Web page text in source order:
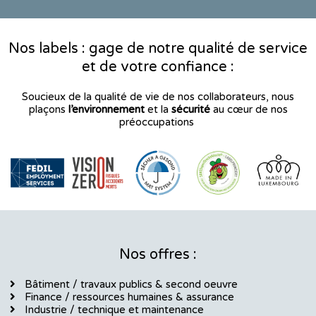
e
b
o
o
k
t
a
g
r
a
m
k
e
d
i
n
Nos labels : gage de notre qualité de service
et de votre confiance :
Soucieux de la qualité de vie de nos collaborateurs, nous
plaçons l’environnement et la sécuritéau cœur de nos
préoccupations
Nos offres :
Bâtiment / travaux publics & second oeuvre
Finance / ressources humaines & assurance
Industrie / technique et maintenance